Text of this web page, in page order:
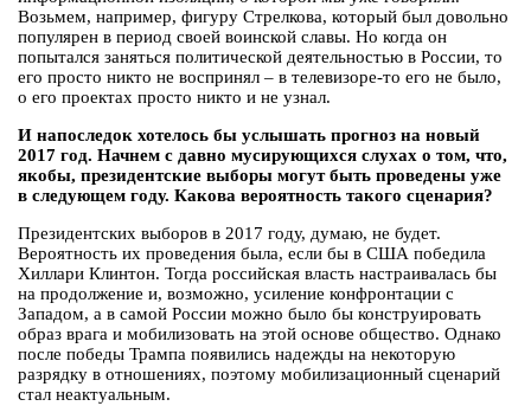
Возьмем, например, фигуру Стрелкова, который был довольно
популярен в период своей воинской славы. Но когда он
попытался заняться политической деятельностью в России, то
его просто никто не воспринял – в телевизоре-то его не было,
о его проектах просто никто и не узнал.
И напоследок хотелось бы услышать прогноз на новый
2017 год. Начнем с давно мусирующихся слухах о том, что,
якобы, президентские выборы могут быть проведены уже
в следующем году. Какова вероятность такого сценария?
Президентских выборов в 2017 году, думаю, не будет.
Вероятность их проведения была, если бы в США победила
Хиллари Клинтон. Тогда российская власть настраивалась бы
на продолжение и, возможно, усиление конфронтации с
Западом, а в самой России можно было бы конструировать
образ врага и мобилизовать на этой основе общество. Однако
после победы Трампа появились надежды на некоторую
разрядку в отношениях, поэтому мобилизационный сценарий
стал неактуальным.